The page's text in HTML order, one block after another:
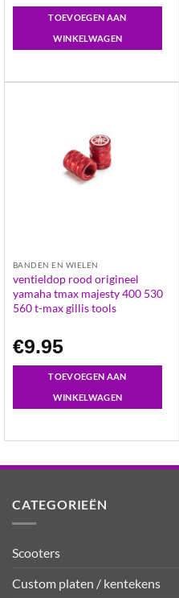
TOEVOEGEN AAN
WINKELWAGEN
BANDEN EN WIELEN
ventieldop rood origineel
yamaha tmax majesty 400 530
560 t-max gillis tools
€9.95
TOEVOEGEN AAN
WINKELWAGEN
CATEGORIEËN
Scooters
Custom platen / kentekens